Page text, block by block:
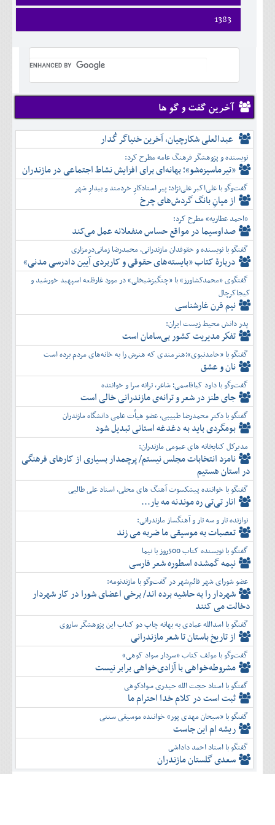
تير
مرداد
شهريور
مهر
دی
بهمن
اسفند
ارديبهشت
خرداد
تير
مرداد
آبان
آذر
دی
بهمن
اسفند
فروردين
ارديبهشت
خرداد
شهريور
مهر
آبان
آذر
دی
بهمن
اسفند
1383
فروردين
تير
مرداد
شهريور
مهر
آبان
آذر
دی
بهمن
اسفند
آخرین گفت و گو ها
عبدالعلی شکارچیان، آخرین خنیاگر گُدار
نویسنده و پژوهشگر فرهنگ عامه مطرح کرد:
«تیرماسیزه‌شو»؛ بهانه‌ای برای افزایش نشاط اجتماعی در مازندران
گفت‌وگو با علی‌اکبر علی‌نژاد؛ پیر استادکارِ خردمند و بیدارِ شهر
از میانِ بانگ گردش‌های چرخ
«احمد عطاریه» مطرح کرد:
صداوسیما در مواقع حساس منفعلانه عمل می‌کند
گفتگو با نویسنده و حقوقدان مازندرانی، محمدرضا زمانی‌درمزاری
دربارۀ کتاب ”بایسته‌های حقوقی و کاربردی آیین دادرسی مدنی»
گفتگوی «محمدکشاورز» با «چنگیزشیخلی» در مورد غارقلعه اسپهبد خورشید و
کیجاکرچال
نیم قرن غارشناسی
پدر دانش محیط زیست ایران:
تفكر مديريت کشور بی‌سامان است
گفتگو با «حامدنبوی»؛هنرمندی که هنرش را به خانه‌های مردم برده است
نان و عشق
گفت‌وگو با داود کیاقاسمی؛ شاعر، ترانه سرا و خواننده
جای طنز در شعر و ترانه‌ی مازندرانی خالی است
گفتگو با دکتر محمدرضا طبیبی، عضو هیأت علمی دانشگاه مازندران
بومگردی باید به دغدغه استانی تبدیل شود
مدیرکل کتابخانه های عمومی مازندران:
نامزد انتخابات مجلس نیستم/ پرچمدار بسیاری از کارهای فرهنگی
در استان هستیم
گفتگو با خواننده پیشکسوت آهنگ های محلی، استاد علی طالبی
انار تی‌تی ره موندنه مه یار...
نوازنده تار و سه تار و آهنگساز مازندرانی:
تعصبات به موسیقی ما ضربه می زند
گفتگو با نویسنده کتاب 500روز با نیما
نیمه گمشده اسطوره شعر فارسی
عضو شورای شهر قائم‌شهر در گفت‌و‌گو با مازندنومه:
شهردار را به حاشیه برده اند/ برخی اعضای شورا در کار شهردار
دخالت می کنند
گفتگو با اسدالله عمادی به بهانه چاپ دو کتاب این پژوهشگر ساروی
از تاریخ باستان تا شعر مازندرانی
گفت‌وگو با مولف کتاب «سردار سواد کوهی»
مشروطه‌خواهی با آزادی‌خواهی برابر نیست
گفتگو با استاد حجت الله حیدری سوادکوهی
ثبت است در کلام خدا احترام ما
گفتگو با «سبحان مهدی پور» خواننده موسیقی سنتی
ریشه ام این جاست
گفتگو با استاد احمد داداشی
سعدی گلستان مازندران